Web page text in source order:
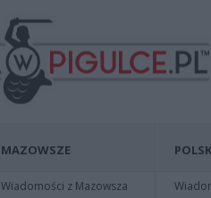
MAZOWSZE
Wiadomości z Mazowsza